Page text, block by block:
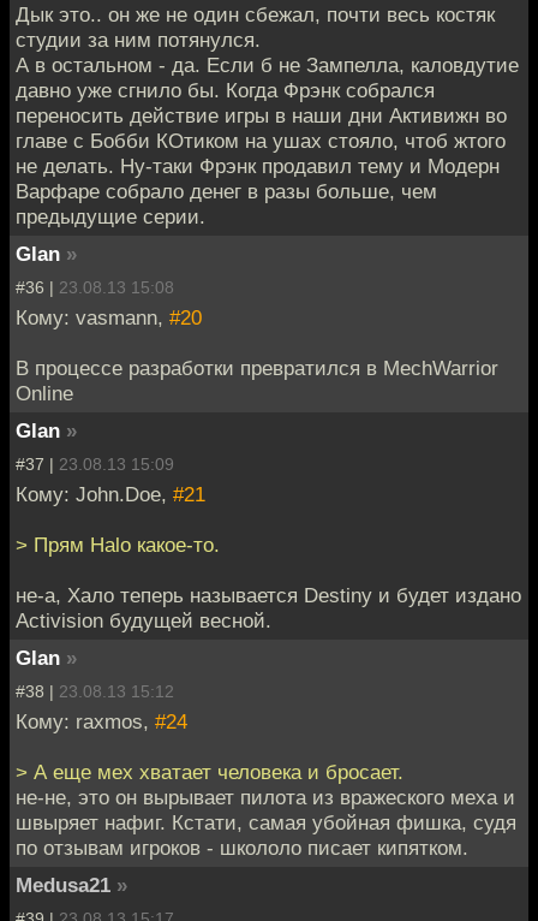
Дык это.. он же не один сбежал, почти весь костяк
студии за ним потянулся.
А в остальном - да. Если б не Зампелла, каловдутие
давно уже сгнило бы. Когда Фрэнк собрался
переносить действие игры в наши дни Активижн во
главе с Бобби КОтиком на ушах стояло, чтоб жтого
не делать. Ну-таки Фрэнк продавил тему и Модерн
Варфаре собрало денег в разы больше, чем
предыдущие серии.
Glan »
#36 | 23.08.13 15:08
Кому: vasmann, #20
В процессе разработки превратился в MechWarrior
Online
Glan »
#37 | 23.08.13 15:09
Кому: John.Doe, #21
> Прям Halo какое-то.
не-а, Хало теперь называется Destiny и будет издано
Activision будущей весной.
Glan »
#38 | 23.08.13 15:12
Кому: raxmos, #24
> А еще мех хватает человека и бросает.
не-не, это он вырывает пилота из вражеского меха и
швыряет нафиг. Кстати, самая убойная фишка, судя
по отзывам игроков - школоло писает кипятком.
Medusa21 »